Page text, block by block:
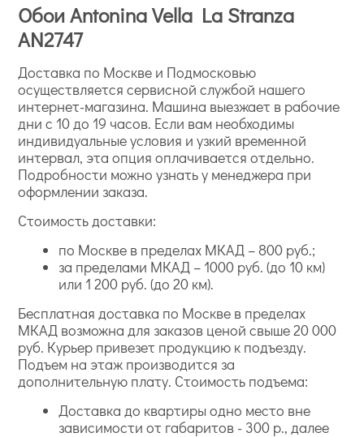
Обои Antonina Vella La Stranza
AN2747
Доставка по Москве и Подмосковью
осуществляется сервисной службой нашего
интернет-магазина. Машина выезжает в рабочие
дни с 10 до 19 часов. Если вам необходимы
индивидуальные условия и узкий временной
интервал, эта опция оплачивается отдельно.
Подробности можно узнать у менеджера при
оформлении заказа.
Стоимость доставки:
по Москве в пределах МКАД – 800 руб.;
за пределами МКАД – 1000 руб. (до 10 км)
или 1 200 руб. (до 20 км).
Бесплатная доставка по Москве в пределах
МКАД возможна для заказов ценой свыше 20 000
руб. Курьер привезет продукцию к подъезду.
Подъем на этаж производится за
дополнительную плату. Стоимость подъема:
Доставка до квартиры одно место вне
зависимости от габаритов - 300 р., далее